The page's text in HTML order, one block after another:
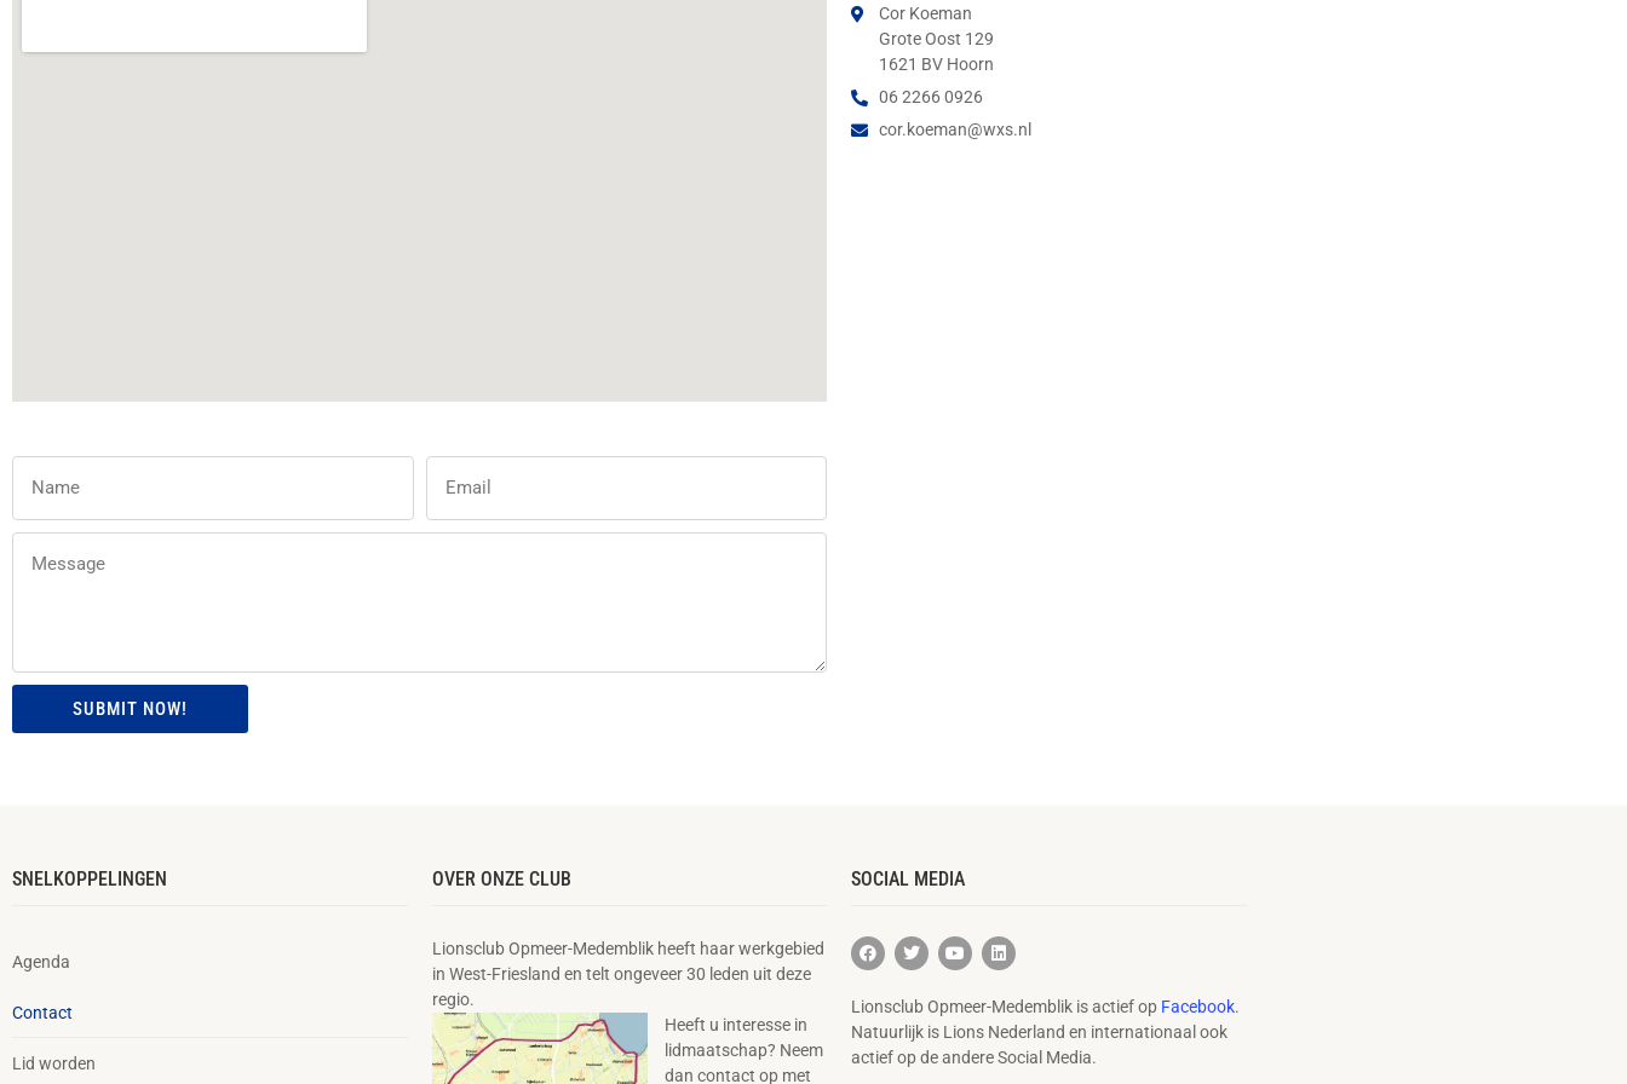
SUBMIT NOW!
Cor Koeman
Grote Oost 129
1621 BV Hoorn
06 2266 0926
cor.koeman@wxs.nl
SNELKOPPELINGEN
Agenda
Contact
Lid worden
OVER ONZE CLUB
Lionsclub Opmeer-Medemblik heeft haar werkgebied
in West-Friesland en telt ongeveer 30 leden uit deze
regio.
Heeft u interesse in
lidmaatschap? Neem
dan contact op met
SOCIAL MEDIA
Lionsclub Opmeer-Medemblik is actief op Facebook.
Natuurlijk is Lions Nederland en internationaal ook
actief op de andere Social Media.